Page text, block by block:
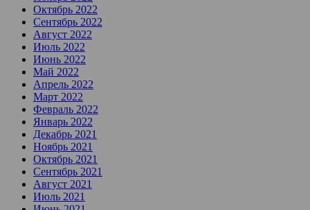
Октябрь 2022
Сентябрь 2022
Август 2022
Июль 2022
Июнь 2022
Май 2022
Апрель 2022
Март 2022
Февраль 2022
Январь 2022
Декабрь 2021
Ноябрь 2021
Октябрь 2021
Сентябрь 2021
Август 2021
Июль 2021